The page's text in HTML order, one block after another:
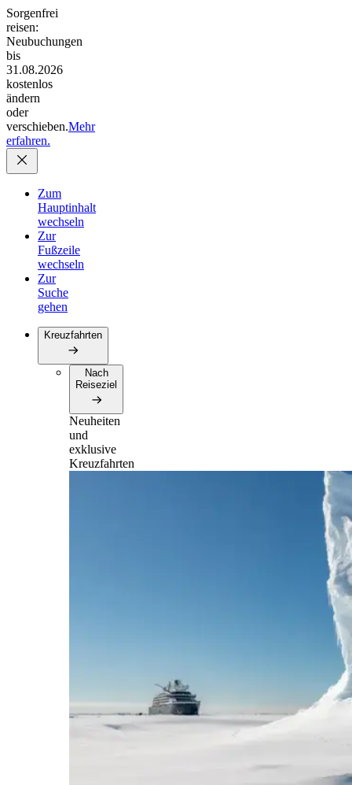
Sorgenfrei
reisen:
Neubuchungen
bis
31.08.2026
kostenlos
ändern
oder
verschieben.Mehr
erfahren.
Zum
Hauptinhalt
wechseln
Zur
Fußzeile
wechseln
Zur
Suche
gehen
Kreuzfahrten
Nach
Reiseziel
Neuheiten
und
exklusive
Kreuzfahrten